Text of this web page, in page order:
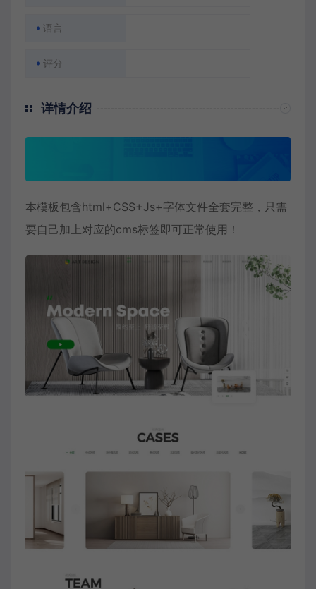
语言
评分
详情介绍
本模板包含html+CSS+Js+字体文件全套完整，只需
要自己加上对应的cms标签即可正常使用！